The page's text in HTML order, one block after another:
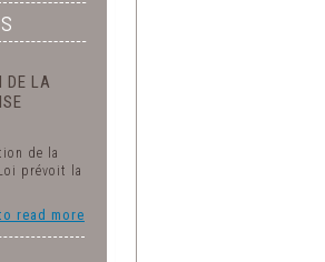
DE LA
de la
prévoit la
read more